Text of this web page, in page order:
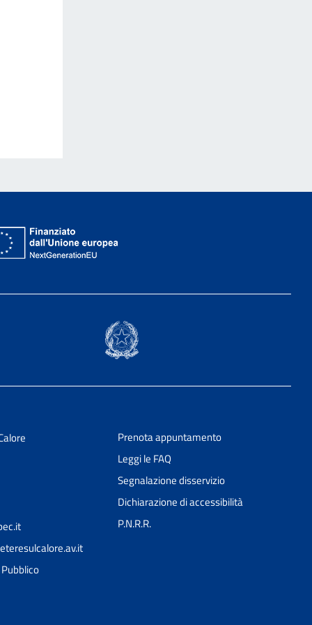
Prenota appuntamento
Leggi le FAQ
Segnalazione disservizio
Dichiarazione di accessibilità
P.N.R.R.